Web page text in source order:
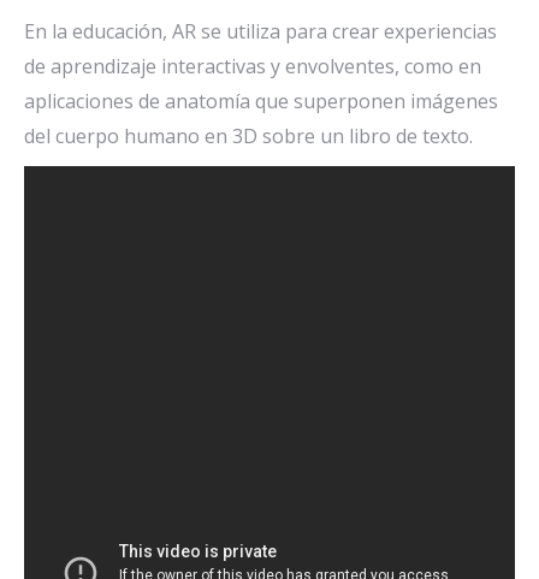
En la educación, AR se utiliza para crear experiencias
de aprendizaje interactivas y envolventes, como en
aplicaciones de anatomía que superponen imágenes
del cuerpo humano en 3D sobre un libro de texto.